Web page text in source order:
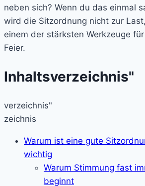
neben sich? Wenn du das einmal
wird die Sitzordnung nicht zur
einem der stärksten Werkzeuge
Feier.
Inhaltsverzeichnis"
verzeichnis"
zeichnis
Warum ist eine gute
wichtig
Warum Stimmung fast
beginnt